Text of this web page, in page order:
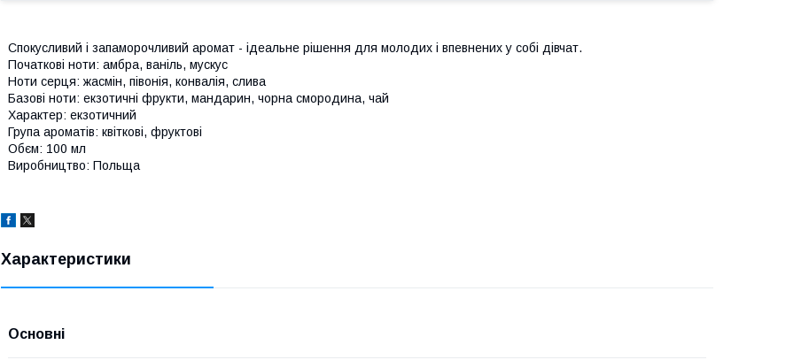
Спокусливий і запаморочливий аромат - ідеальне рішення для молодих і впевнених у собі дівчат.
Початкові ноти: амбра, ваніль, мускус
Ноти серця: жасмін, півонія, конвалія, слива
Базові ноти: екзотичні фрукти, мандарин, чорна смородина, чай
Характер: екзотичний
Група ароматів: квіткові, фруктові
Обєм: 100 мл
Виробництво: Польща
Характеристики
Основні